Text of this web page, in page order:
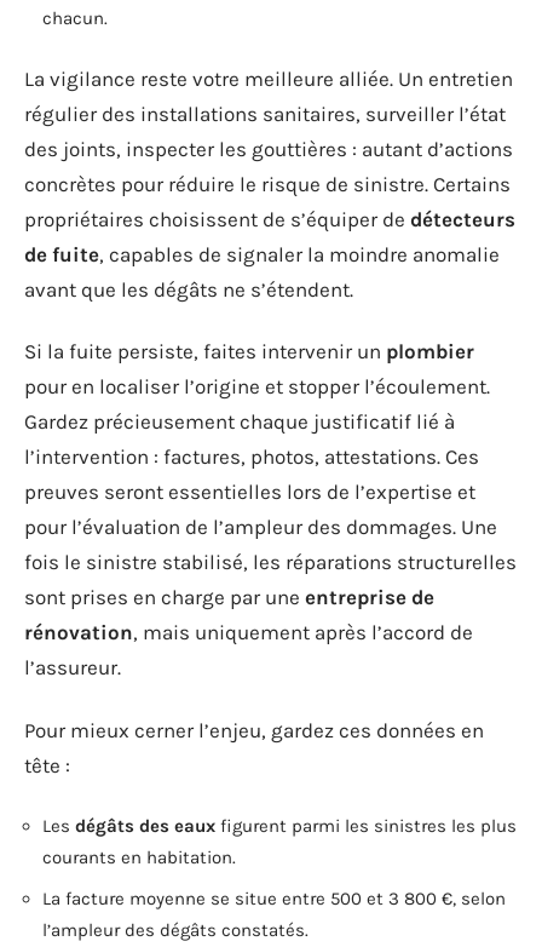
chacun.
La vigilance reste votre meilleure alliée. Un entretien
régulier des installations sanitaires, surveiller l’état
des joints, inspecter les gouttières : autant d’actions
concrètes pour réduire le risque de sinistre. Certains
propriétaires choisissent de s’équiper de détecteurs
de fuite, capables de signaler la moindre anomalie
avant que les dégâts ne s’étendent.
Si la fuite persiste, faites intervenir un plombier
pour en localiser l’origine et stopper l’écoulement.
Gardez précieusement chaque justificatif lié à
l’intervention : factures, photos, attestations. Ces
preuves seront essentielles lors de l’expertise et
pour l’évaluation de l’ampleur des dommages. Une
fois le sinistre stabilisé, les réparations structurelles
sont prises en charge par une entreprise de
rénovation, mais uniquement après l’accord de
l’assureur.
Pour mieux cerner l’enjeu, gardez ces données en
tête :
Les dégâts des eaux figurent parmi les sinistres les plus
courants en habitation.
La facture moyenne se situe entre 500 et 3 800 €, selon
l’ampleur des dégâts constatés.